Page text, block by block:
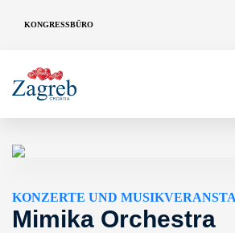
KONGRESSBÜRO
KONZERTE UND
Mimika Orchestra